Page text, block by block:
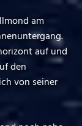
am
auf und
den
von seiner